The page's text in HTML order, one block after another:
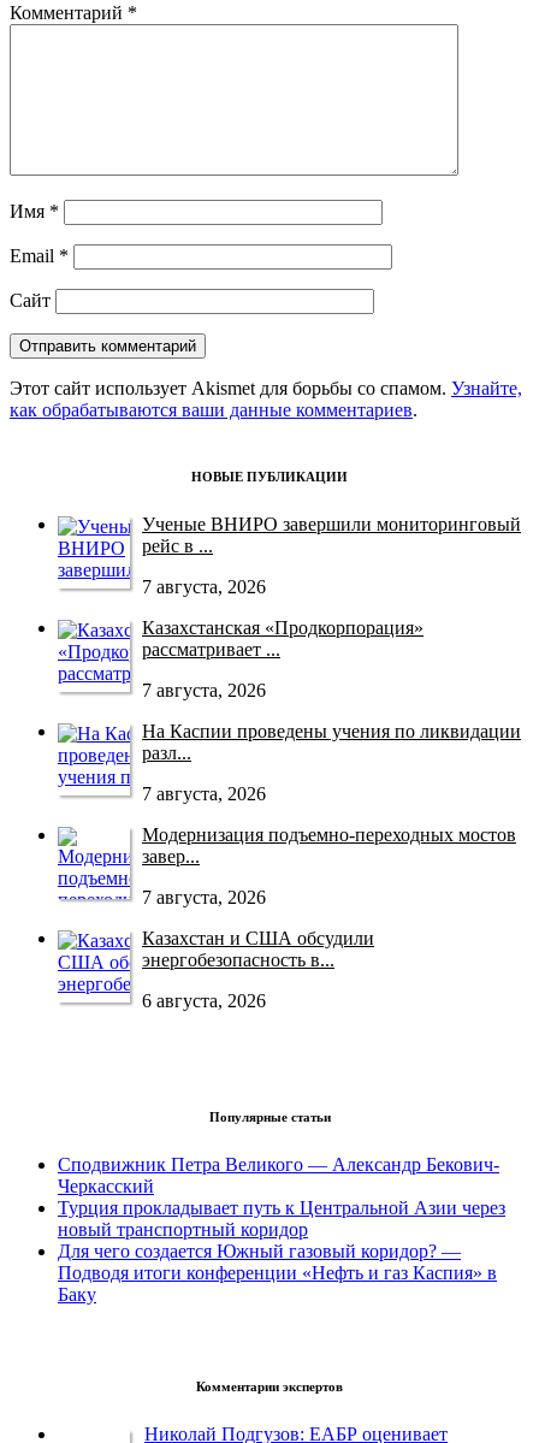
Комментарий *
Имя *
Email *
Сайт
Этот сайт использует Akismet для борьбы со спамом. Узнайте,
как обрабатываются ваши данные комментариев.
НОВЫЕ ПУБЛИКАЦИИ
Ученые ВНИРО завершили мониторинговый
рейс в ...
7 августа, 2026
Казахстанская «Продкорпорация»
рассматривает ...
7 августа, 2026
На Каспии проведены учения по ликвидации
разл...
7 августа, 2026
Модернизация подъемно-переходных мостов
завер...
7 августа, 2026
Казахстан и США обсудили
энергобезопасность в...
6 августа, 2026
Популярные статьи
Сподвижник Петра Великого — Александр Бекович-
Черкасский
Турция прокладывает путь к Центральной Азии через
новый транспортный коридор
Для чего создается Южный газовый коридор? —
Подводя итоги конференции «Нефть и газ Каспия» в
Баку
Комментарии экспертов
Николай Подгузов: ЕАБР оценивает